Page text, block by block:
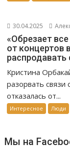
30.04.2025
«Обрезает
от концертов
Кристина
разорвать
отказалась от...
Интересное Люди
Мы на